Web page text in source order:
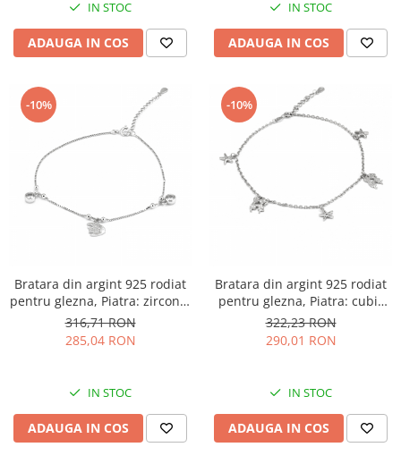
IN STOC
ADAUGA IN COS
IN STOC
ADAUGA IN COS
-10%
Bratara din argint 925 rodiat
pentru glezna, Piatra: zirconia
fatetata si cubic zirconia,
Sonis Silver
316,71 RON
285,04 RON
IN STOC
ADAUGA IN COS
-10%
Bratara din argint 925 rodiat
pentru glezna, Piatra: cubic
zirconia, Sonis Silver
322,23 RON
290,01 RON
IN STOC
ADAUGA IN COS